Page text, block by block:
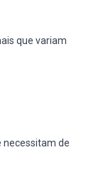
que variam
necessitam de